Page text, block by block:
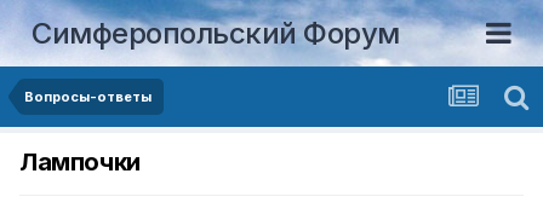
Симферопольский Форум
Вопросы-ответы
Лампочки